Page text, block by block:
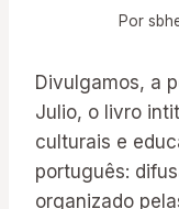
Por
Divulgamos, a
Julio, o livro
culturais e
português:
organizado